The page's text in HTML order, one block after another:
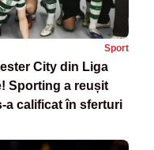
Sport
City din Liga
Sporting a reușit
a calificat în sferturi